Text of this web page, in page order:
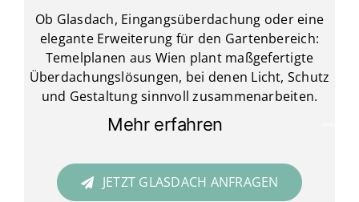
Ob Glasdach, Eingangsüberdachung oder eine
elegante Erweiterung für den Gartenbereich:
Temelplanen aus Wien plant maßgefertigte
Überdachungslösungen, bei denen Licht, Schutz
und Gestaltung sinnvoll zusammenarbeiten.
Mehr erfahren
JETZT GLASDACH ANFRAGEN